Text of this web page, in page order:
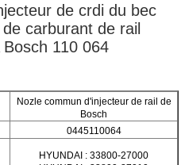
de crdi du bec
carburant de rail
110 064
Nozle commun d'injecteur de rail de
Bosch
0445110064
HYUNDAI : 33800-27000